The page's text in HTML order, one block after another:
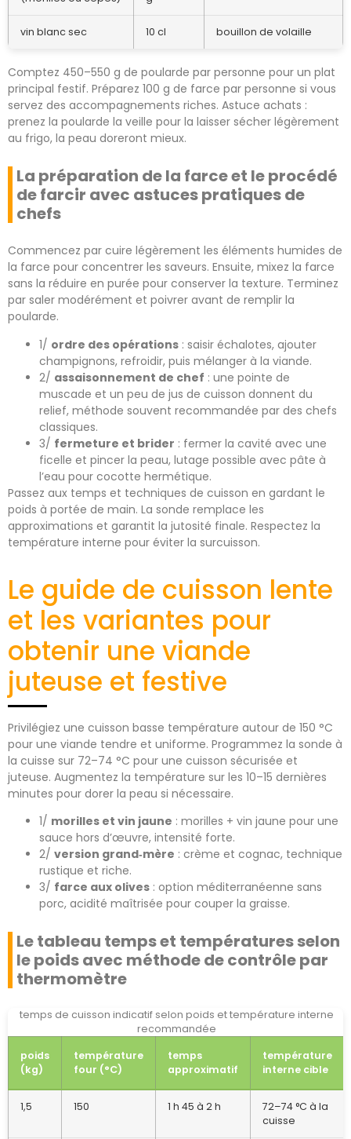
vin blanc sec 10 cl bouillon de volaille
Comptez 450–550 g de poularde par personne pour un plat
principal festif. Préparez 100 g de farce par personne si vous
servez des accompagnements riches. Astuce achats :
prenez la poularde la veille pour la laisser sécher légèrement
au frigo, la peau doreront mieux.
La préparation de la farce et le procédé
de farcir avec astuces pratiques de
chefs
Commencez par cuire légèrement les éléments humides de
la farce pour concentrer les saveurs. Ensuite, mixez la farce
sans la réduire en purée pour conserver la texture. Terminez
par saler modérément et poivrer avant de remplir la
poularde.
1/ ordre des opérations : saisir échalotes, ajouter
champignons, refroidir, puis mélanger à la viande.
2/ assaisonnement de chef : une pointe de
muscade et un peu de jus de cuisson donnent du
relief, méthode souvent recommandée par des chefs
classiques.
3/ fermeture et brider : fermer la cavité avec une
ficelle et pincer la peau, lutage possible avec pâte à
l’eau pour cocotte hermétique.
Passez aux temps et techniques de cuisson en gardant le
poids à portée de main. La sonde remplace les
approximations et garantit la jutosité finale. Respectez la
température interne pour éviter la surcuisson.
Le guide de cuisson lente
et les variantes pour
obtenir une viande
juteuse et festive
Privilégiez une cuisson basse température autour de 150 °C
pour une viande tendre et uniforme. Programmez la sonde à
la cuisse sur 72–74 °C pour une cuisson sécurisée et
juteuse. Augmentez la température sur les 10–15 dernières
minutes pour dorer la peau si nécessaire.
1/ morilles et vin jaune : morilles + vin jaune pour une
sauce hors d’œuvre, intensité forte.
2/ version grand‑mère : crème et cognac, technique
rustique et riche.
3/ farce aux olives : option méditerranéenne sans
porc, acidité maîtrisée pour couper la graisse.
Le tableau temps et températures selon
le poids avec méthode de contrôle par
thermomètre
temps de cuisson indicatif selon poids et température interne
recommandée
poids
(kg)
température
four (°C)
temps
approximatif
température
interne cible
1,5 150 1 h 45 à 2 h
72–74 °C à la
cuisse